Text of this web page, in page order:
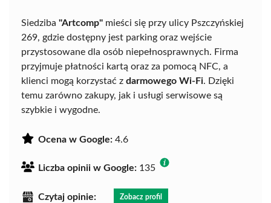
Siedziba "Artcomp" mieści się przy ulicy Pszczyńskiej
269, gdzie dostępny jest parking oraz wejście
przystosowane dla osób niepełnosprawnych. Firma
przyjmuje płatności kartą oraz za pomocą NFC, a
klienci mogą korzystać z darmowego Wi-Fi. Dzięki
temu zarówno zakupy, jak i usługi serwisowe są
szybkie i wygodne.
Ocena w Google: 4.6
Liczba opinii w Google: 135
Czytaj opinie: Zobacz profil